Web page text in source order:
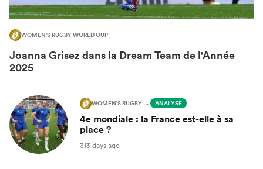
WOMEN'S RUGBY WORLD CUP
Joanna Grisez dans la Dream Team de l'Année
2025
WOMEN'S RUGBY WORLD CUP ANALYSE
4e mondiale : la France est-elle à sa
place ?
313 days ago